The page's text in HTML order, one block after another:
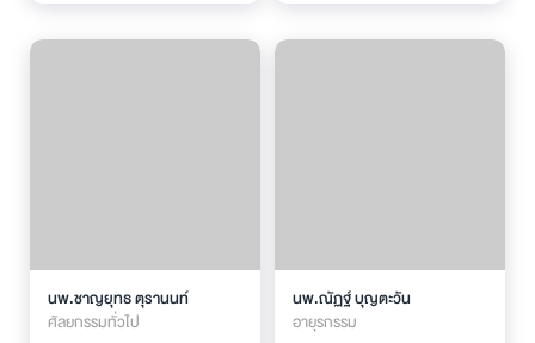
นพ.ชาญยุทธ ตุรานนท์
ศัลยกรรมทั่วไป
นพ.ณัฏฐ์ บุญตะวัน
อายุรกรรม